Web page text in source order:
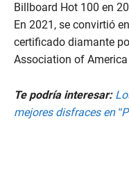
Billboard Hot 100 en
En 2021, se convirtió
certificado diamante
Association of America
Te podría interesar:
mejores disfraces en